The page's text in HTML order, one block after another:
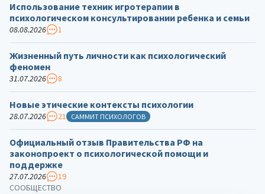
СООБЩЕСТВО
Использование техник игротерапии в
психологическом консультировании ребенка и семьи
08.08.2026 1
Жизненный путь личности как психологический
феномен
31.07.2026 8
Новые этические контексты психологии
28.07.2026 21 САММИТ ПСИХОЛОГОВ
Официальный отзыв Правительства РФ на
законопроект о психологической помощи и
поддержке
27.07.2026 19